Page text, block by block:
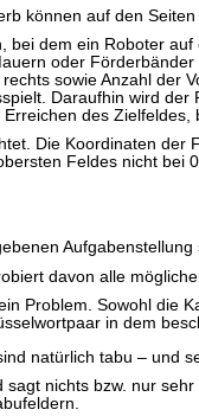
können auf den Seiten
bei dem ein Roboter
oder
sowie Anzahl der
Daraufhin wird
des
Die Koordinaten
Feldes nicht bei
Aufgabenstellung
davon alle
Problem. Sowohl die
in dem
natürlich tabu – und
sagt nichts bzw. nur